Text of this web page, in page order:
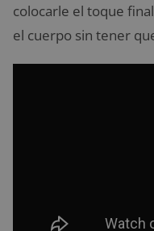
colocarle el toque
el cuerpo sin tener